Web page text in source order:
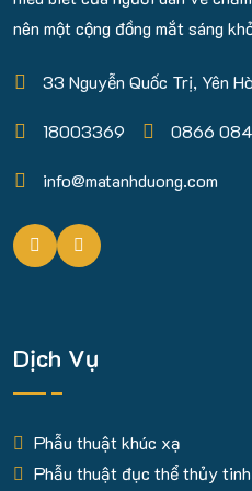
nên một cộng đồng mắt sáng
33 Nguyễn Quốc Trị, Yên
18003369 0866
info@matanhduong.com
Dịch Vụ
Phẫu thuật khúc xạ
Phẫu thuật đục thể thủy tinh